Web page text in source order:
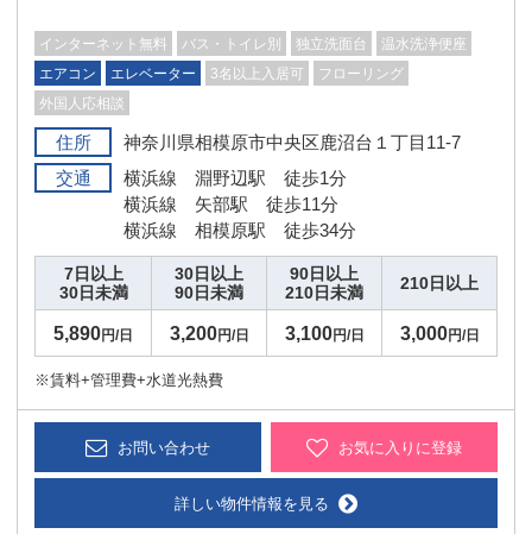
インターネット無料 バス・トイレ別 独立洗面台
温水洗浄便座
エアコン
エレベーター 3名以上入居可
フローリング
外国人応相談
住所
神奈川県相模原市中央区鹿沼台１丁目11-7
交通
横浜線 淵野辺駅 徒歩1分
横浜線 矢部駅 徒歩11分
横浜線 相模原駅 徒歩34分
7日以上
30日未満
30日以上
90日未満
90日以上
210日未満
210日以上
5,890円/日 3,200円/日 3,100円/日 3,000円/日
※賃料+管理費+水道光熱費
お問い合わせ お気に入りに登録
詳しい物件情報を見る